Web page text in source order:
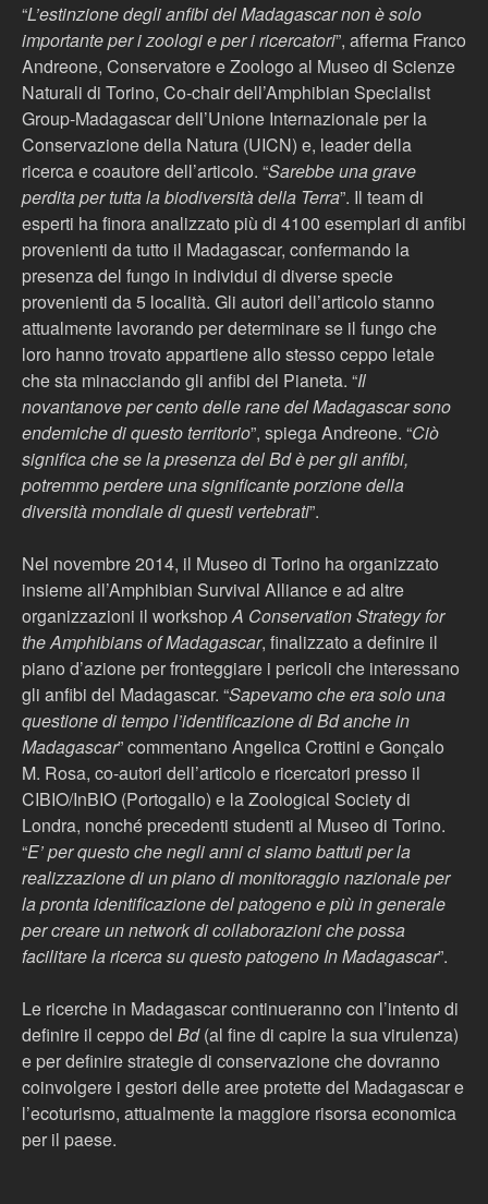
“L’estinzione degli anfibi del Madagascar non è solo
importante per i zoologi e per i ricercatori”, afferma Franco
Andreone, Conservatore e Zoologo al Museo di Scienze
Naturali di Torino, Co-chair dell’Amphibian Specialist
Group-Madagascar dell’Unione Internazionale per la
Conservazione della Natura (UICN) e, leader della
ricerca e coautore dell’articolo. “Sarebbe una grave
perdita per tutta la biodiversità della Terra”. Il team di
esperti ha finora analizzato più di 4100 esemplari di anfibi
provenienti da tutto il Madagascar, confermando la
presenza del fungo in individui di diverse specie
provenienti da 5 località. Gli autori dell’articolo stanno
attualmente lavorando per determinare se il fungo che
loro hanno trovato appartiene allo stesso ceppo letale
che sta minacciando gli anfibi del Pianeta. “Il
novantanove per cento delle rane del Madagascar sono
endemiche di questo territorio”, spiega Andreone. “Ciò
significa che se la presenza del Bd è per gli anfibi,
potremmo perdere una significante porzione della
diversità mondiale di questi vertebrati”.
Nel novembre 2014, il Museo di Torino ha organizzato
insieme all’Amphibian Survival Alliance e ad altre
organizzazioni il workshopA Conservation Strategy for
the Amphibians of Madagascar, finalizzato a definire il
piano d’azione per fronteggiare i pericoli che interessano
gli anfibi del Madagascar. “Sapevamo che era solo una
questione di tempo l’identificazione di Bd anche in
Madagascar” commentano Angelica Crottini e Gonçalo
M. Rosa, co-autori dell’articolo e ricercatori presso il
CIBIO/InBIO (Portogallo) e la Zoological Society di
Londra, nonché precedenti studenti al Museo di Torino.
“E’ per questo che negli anni ci siamo battuti per la
realizzazione di un piano di monitoraggio nazionale per
la pronta identificazione del patogeno e più in generale
per creare un network di collaborazioni che possa
facilitare la ricerca su questo patogeno In Madagascar”.
Le ricerche in Madagascar continueranno con l’intento di
definire il ceppo del Bd(al fine di capire la sua virulenza)
e per definire strategie di conservazione che dovranno
coinvolgere i gestori delle aree protette del Madagascar e
l’ecoturismo, attualmente la maggiore risorsa economica
per il paese.